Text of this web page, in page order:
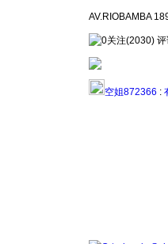
AV.RIOBAMBA
关注(2030)
空姐872366 :